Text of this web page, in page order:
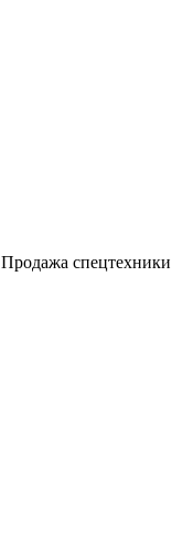
Продажа спецтехники